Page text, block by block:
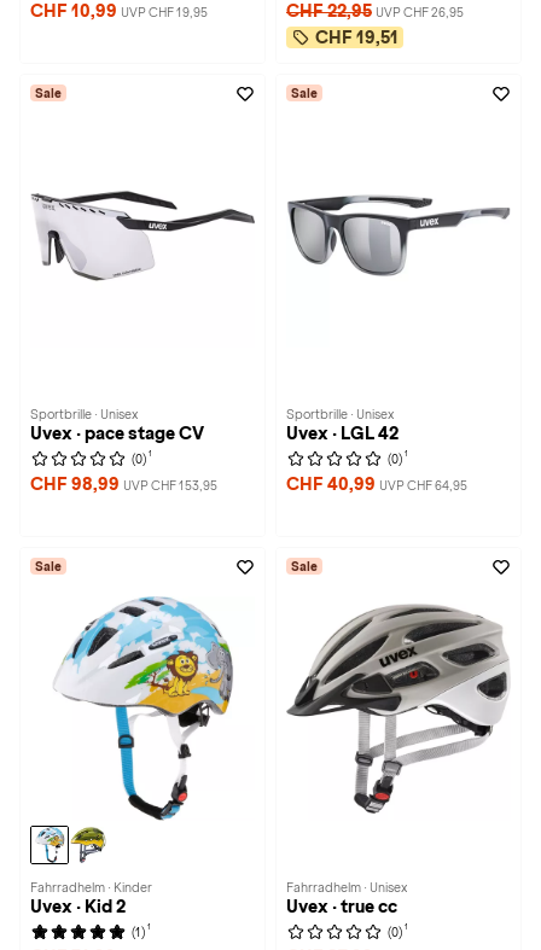
CHF 10,99 UVP CHF 19,95 CHF 22,95 UVP CHF 26,95
CHF 19,51
Sale
Sportbrille · Unisex
Uvex · pace stage CV
(0) 1
CHF 98,99 UVP CHF 153,95
Sale
Sportbrille · Unisex
Uvex · LGL 42
(0) 1
CHF 40,99 UVP CHF 64,95
Sale
Fahrradhelm · Kinder
Uvex · Kid 2
(1) 1
Sale
Fahrradhelm · Unisex
Uvex · true cc
(0) 1